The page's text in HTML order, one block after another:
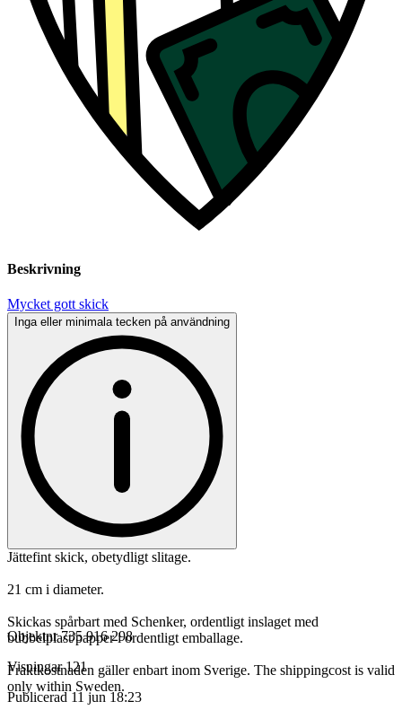
Beskrivning
Mycket gott skick
Inga eller minimala tecken på användning
Jättefint skick, obetydligt slitage.
21 cm i diameter.
Skickas spårbart med Schenker, ordentligt inslaget med
bubbelplast/papper i ordentligt emballage.
Fraktkostnaden gäller enbart inom Sverige. The shippingcost is valid
only within Sweden.
Objektnr 735 916 298
Visningar 121
Publicerad 11 jun 18:23